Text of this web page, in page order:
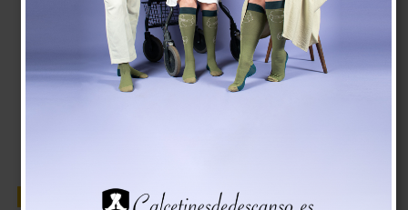
EUR 16,00
Mostrar producto